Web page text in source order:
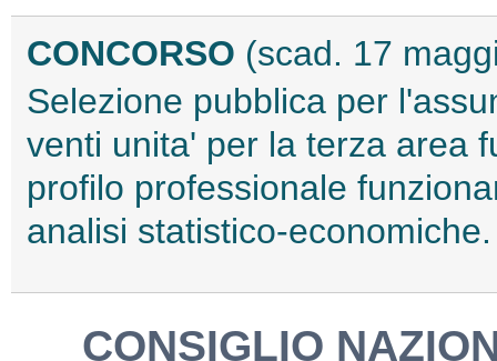
CONCORSO (scad. 17
Selezione pubblica per
venti unita' per la terza area
profilo professionale
analisi statistico-
CONSIGLIO